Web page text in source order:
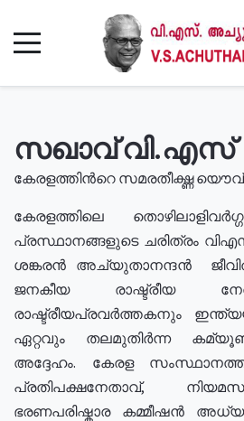
സഖാവ് വി.എസ്
കേരളത്തിൻറെ സമരതീക്ഷ്ണ
കേരളത്തിലെ
പ്രസ്ഥാനങ്ങളുടെ ചരിത്രം
ശങ്കരൻ അച്യുതാനന്ദൻ
ജനകീയ രാഷ്ട്രീയ
രാഷ്ട്രീയപ്രവർത്തകനും
ഏറ്റവും തലമുതിർന്ന
അദ്ദേഹം. കേരള
പ്രതിപക്ഷനേതാവ്,
ഭരണപരിഷ്കാര കമ്മീഷൻ